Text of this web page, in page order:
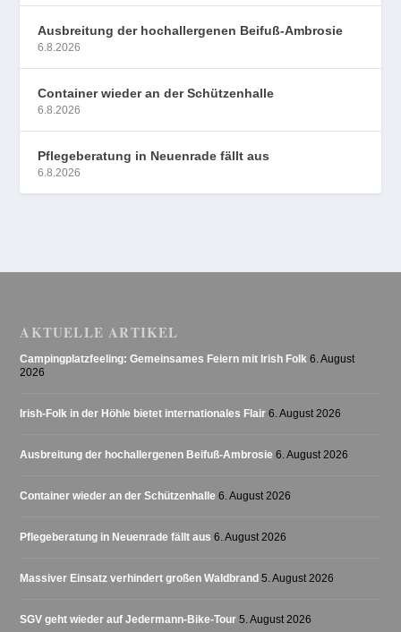
Ausbreitung der hochallergenen Beifuß-Ambrosie
6.8.2026
Container wieder an der Schützenhalle
6.8.2026
Pflegeberatung in Neuenrade fällt aus
6.8.2026
AKTUELLE ARTIKEL
Campingplatzfeeling: Gemeinsames Feiern mit Irish Folk 6. August
2026
Irish-Folk in der Höhle bietet internationales Flair 6. August 2026
Ausbreitung der hochallergenen Beifuß-Ambrosie 6. August 2026
Container wieder an der Schützenhalle 6. August 2026
Pflegeberatung in Neuenrade fällt aus 6. August 2026
Massiver Einsatz verhindert großen Waldbrand 5. August 2026
SGV geht wieder auf Jedermann-Bike-Tour 5. August 2026